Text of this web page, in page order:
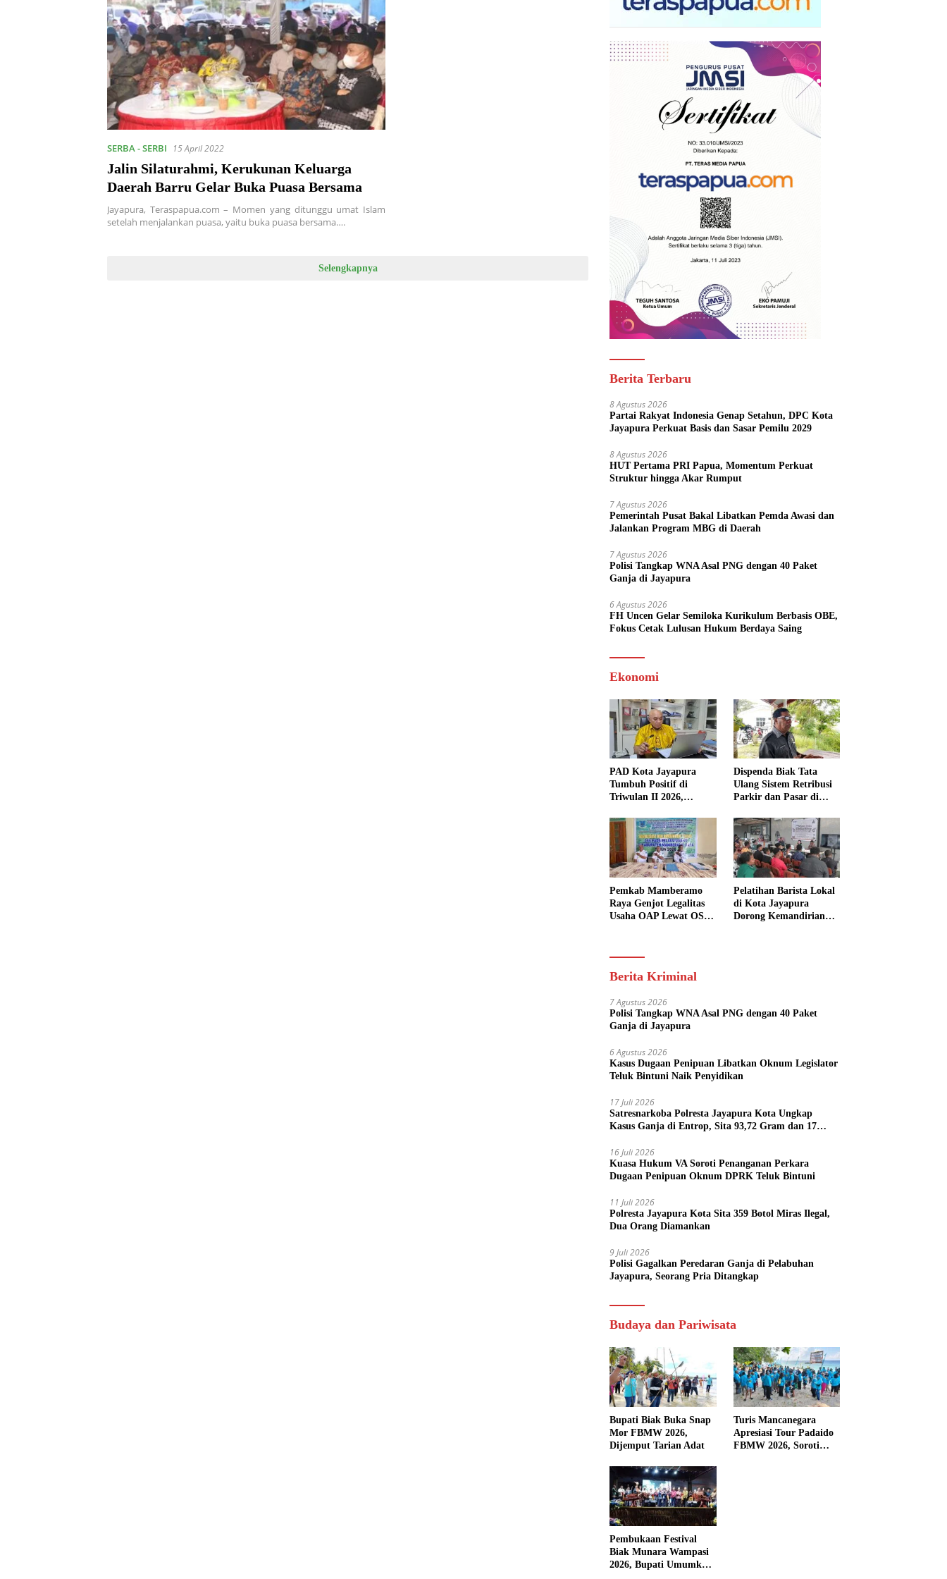
SERBA - SERBI 15 April 2022
Jalin Silaturahmi, Kerukunan Keluarga
Daerah Barru Gelar Buka Puasa Bersama
Jayapura, Teraspapua.com – Momen yang ditunggu umat Islam
setelah menjalankan puasa, yaitu buka puasa bersama….
Selengkapnya
Berita Terbaru
8 Agustus 2026
Partai Rakyat Indonesia Genap Setahun, DPC Kota
Jayapura Perkuat Basis dan Sasar Pemilu 2029
8 Agustus 2026
HUT Pertama PRI Papua, Momentum Perkuat
Struktur hingga Akar Rumput
7 Agustus 2026
Pemerintah Pusat Bakal Libatkan Pemda Awasi dan
Jalankan Program MBG di Daerah
7 Agustus 2026
Polisi Tangkap WNA Asal PNG dengan 40 Paket
Ganja di Jayapura
6 Agustus 2026
FH Uncen Gelar Semiloka Kurikulum Berbasis OBE,
Fokus Cetak Lulusan Hukum Berdaya Saing
Ekonomi
PAD Kota Jayapura
Tumbuh Positif di
Triwulan II 2026,
Target
Dispenda Biak Tata
Ulang Sistem Retribusi
Parkir dan Pasar di
Pemkab Mamberamo
Raya Genjot Legalitas
Usaha OAP Lewat OSS,
Pelatihan Barista Lokal
di Kota Jayapura
Dorong Kemandirian
Berita Kriminal
7 Agustus 2026
Polisi Tangkap WNA Asal PNG dengan 40 Paket
Ganja di Jayapura
6 Agustus 2026
Kasus Dugaan Penipuan Libatkan Oknum Legislator
Teluk Bintuni Naik Penyidikan
17 Juli 2026
Satresnarkoba Polresta Jayapura Kota Ungkap
Kasus Ganja di Entrop, Sita 93,72 Gram dan 17
16 Juli 2026
Kuasa Hukum VA Soroti Penanganan Perkara
Dugaan Penipuan Oknum DPRK Teluk Bintuni
11 Juli 2026
Polresta Jayapura Kota Sita 359 Botol Miras Ilegal,
Dua Orang Diamankan
9 Juli 2026
Polisi Gagalkan Peredaran Ganja di Pelabuhan
Jayapura, Seorang Pria Ditangkap
Budaya dan Pariwisata
Bupati Biak Buka Snap
Mor FBMW 2026,
Dijemput Tarian Adat
Turis Mancanegara
Apresiasi Tour Padaido
FBMW 2026, Soroti
Pembukaan Festival
Biak Munara Wampasi
2026, Bupati Umumkan